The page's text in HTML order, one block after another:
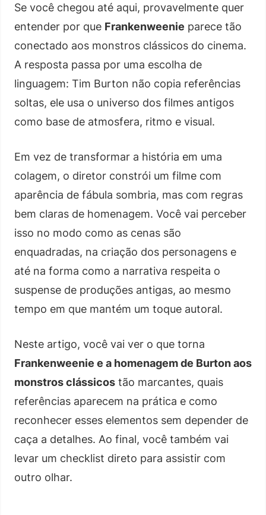
Se você chegou até aqui, provavelmente quer
entender por que Frankenweenie parece tão
conectado aos monstros clássicos do cinema.
A resposta passa por uma escolha de
linguagem: Tim Burton não copia referências
soltas, ele usa o universo dos filmes antigos
como base de atmosfera, ritmo e visual.
Em vez de transformar a história em uma
colagem, o diretor constrói um filme com
aparência de fábula sombria, mas com regras
bem claras de homenagem. Você vai perceber
isso no modo como as cenas são
enquadradas, na criação dos personagens e
até na forma como a narrativa respeita o
suspense de produções antigas, ao mesmo
tempo em que mantém um toque autoral.
Neste artigo, você vai ver o que torna
Frankenweenie e a homenagem de Burton aos
monstros clássicos tão marcantes, quais
referências aparecem na prática e como
reconhecer esses elementos sem depender de
caça a detalhes. Ao final, você também vai
levar um checklist direto para assistir com
outro olhar.